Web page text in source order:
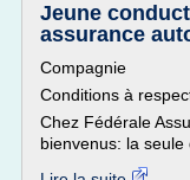
Jeune
assurance
Compagnie
Conditions à
Chez Fédérale
bienvenus: la seule